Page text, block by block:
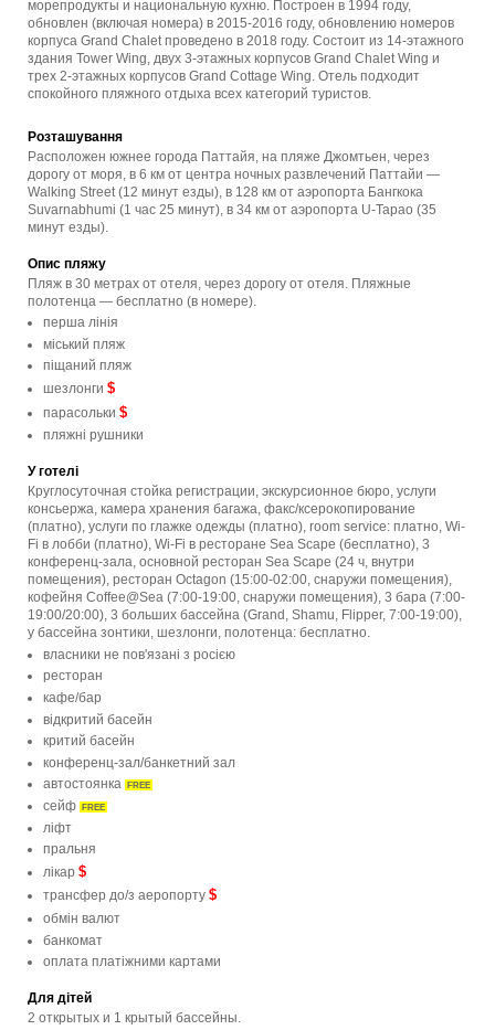
морепродукты и национальную кухню. Построен в 1994 году,
обновлен (включая номера) в 2015-2016 году, обновлению номеров
корпуса Grand Chalet проведено в 2018 году. Состоит из 14-этажного
здания Tower Wing, двух 3-этажных корпусов Grand Chalet Wing и
трех 2-этажных корпусов Grand Cottage Wing. Отель подходит
спокойного пляжного отдыха всех категорий туристов.
Розташування
Расположен южнее города Паттайя, на пляже Джомтьен, через
дорогу от моря, в 6 км от центра ночных развлечений Паттайи —
Walking Street (12 минут езды), в 128 км от аэропорта Бангкока
Suvarnabhumi (1 час 25 минут), в 34 км от аэропорта U-Tapao (35
минут езды).
Опис пляжу
Пляж в 30 метрах от отеля, через дорогу от отеля. Пляжные
полотенца — бесплатно (в номере).
перша лінія
мiський пляж
піщаний пляж
шезлонги $
парасольки $
пляжні рушники
У готелі
Круглосуточная стойка регистрации, экскурсионное бюро, услуги
консьержа, камера хранения багажа, факс/ксерокопирование
(платно), услуги по глажке одежды (платно), room service: платно, Wi-
Fi в лобби (платно), Wi-Fi в ресторане Sea Scape (бесплатно), 3
конференц-зала, основной ресторан Sea Scape (24 ч, внутри
помещения), ресторан Octagon (15:00-02:00, снаружи помещения),
кофейня Coffee@Sea (7:00-19:00, снаружи помещения), 3 бара (7:00-
19:00/20:00), 3 больших бассейна (Grand, Shamu, Flipper, 7:00-19:00),
у бассейна зонтики, шезлонги, полотенца: бесплатно.
власники не пов'язані з росією
ресторан
кафе/бар
відкритий басейн
критий басейн
конференц-зал/банкетний зал
автостоянка FREE
сейф FREE
ліфт
пральня
лікар $
трансфер до/з аеропорту $
обмін валют
банкомат
оплата платіжними картами
Для дітей
2 открытых и 1 крытый бассейны.